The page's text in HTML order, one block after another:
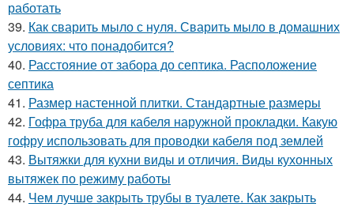
работать
39. Как сварить мыло с нуля. Сварить мыло в домашних
условиях: что понадобится?
40. Расстояние от забора до септика. Расположение
септика
41. Размер настенной плитки. Стандартные размеры
42. Гофра труба для кабеля наружной прокладки. Какую
гофру использовать для проводки кабеля под землей
43. Вытяжки для кухни виды и отличия. Виды кухонных
вытяжек по режиму работы
44. Чем лучше закрыть трубы в туалете. Как закрыть